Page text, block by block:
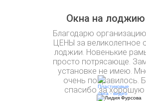
Окна на лоджию
Благодарю
ЦЕНЫ за великолепное
лоджии. Новенькие
просто потрясающе.
установке не имею.
очень понравилось.
спасибо за хорошую